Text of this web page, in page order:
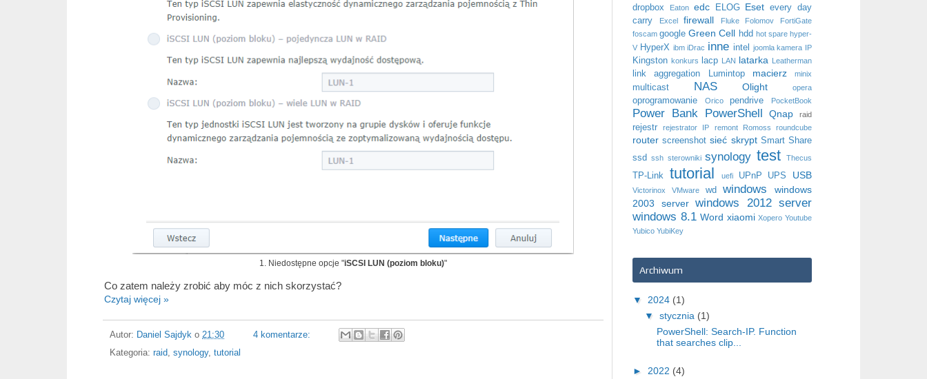
1. Niedostępne opcje "iSCSI LUN (poziom bloku)"
Co zatem należy zrobić aby móc z nich skorzystać?
Czytaj więcej »
Autor: Daniel Sajdyk o 21:30
4 komentarze:
Kategoria: raid, synology, tutorial
dropbox
Eaton edc ELOG Eset every day
carry
Excel firewall Fluke Folomov
FortiGate
foscam google Green Cell hdd hot spare hyper-
V HyperX ibm iDrac inne intel joomla kamera IP
Kingston konkurs lacp LAN latarka Leatherman
link aggregation Lumintop macierz minix
multicast NAS Olight opera
oprogramowanie Orico pendrive PocketBook
Power Bank PowerShell Qnap raid
rejestr rejestrator IP remont Romoss roundcube
router screenshot sieć skrypt Smart Share
ssd
ssh sterowniki synology test Thecus
TP-Link tutorial uefi UPnP UPS USB
Victorinox VMware wd windows
windows
2003 server windows 2012 server
windows 8.1 Word xiaomi Xopero Youtube
Yubico YubiKey
Archiwum
▼ 2024 (1)
▼ stycznia (1)
PowerShell: Search-IP. Function
that searches clip...
► 2022 (4)